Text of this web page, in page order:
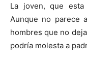
La joven, que
Aunque no parece
hombres que no
podría molesta a